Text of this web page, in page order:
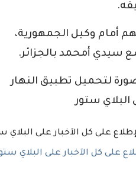
أمام وكيل الجمهورية،
سيدي أمحمد بالجزائر.
لتحميل تطبيق النهار
البلاي ستور
على كل الآخبار على البلاي